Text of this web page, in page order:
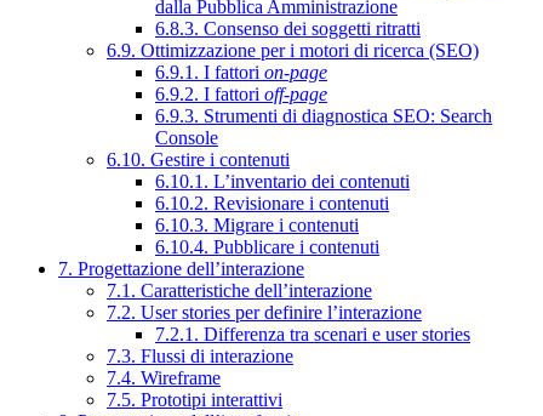
dalla Pubblica Amministrazione
6.8.3. Consenso dei soggetti ritratti
6.9. Ottimizzazione per i motori di ricerca (SEO)
6.9.1. I fattori on-page
6.9.2. I fattori off-page
6.9.3. Strumenti di diagnostica SEO: Search
Console
6.10. Gestire i contenuti
6.10.1. L’inventario dei contenuti
6.10.2. Revisionare i contenuti
6.10.3. Migrare i contenuti
6.10.4. Pubblicare i contenuti
7. Progettazione dell’interazione
7.1. Caratteristiche dell’interazione
7.2. User stories per definire l’interazione
7.2.1. Differenza tra scenari e user stories
7.3. Flussi di interazione
7.4. Wireframe
7.5. Prototipi interattivi